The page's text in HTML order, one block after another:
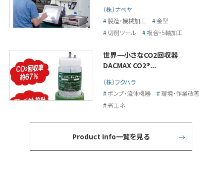
（株）ナベヤ
製造・機械加工
金型
切削ツール
複合・5軸加工
世界一小さなCO2回収器
DACMAX CO2®...
（株）フクハラ
ポンプ・流体機器
環境・作業改善
省エネ
Product Info一覧を見る